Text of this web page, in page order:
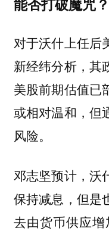
能否打破魔咒？
对于沃什上任后
新经纬分析，其
美股前期估值已
或相对温和，但
风险。
邓志坚预计，沃
保持减息，但是
去由货币供应增